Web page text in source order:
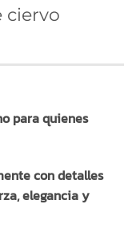
ciervo
para quienes
con detalles
elegancia y